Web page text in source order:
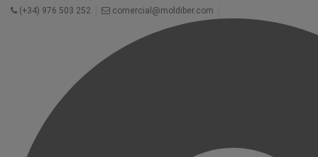
(+34) 976 503 252 comercial@moldiber.com